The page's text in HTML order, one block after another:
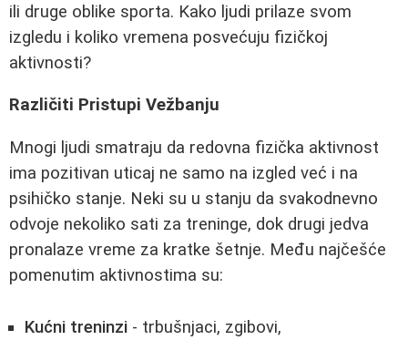
ili druge oblike sporta. Kako ljudi prilaze svom
izgledu i koliko vremena posvećuju fizičkoj
aktivnosti?
Različiti Pristupi Vežbanju
Mnogi ljudi smatraju da redovna fizička aktivnost
ima pozitivan uticaj ne samo na izgled već i na
psihičko stanje. Neki su u stanju da svakodnevno
odvoje nekoliko sati za treninge, dok drugi jedva
pronalaze vreme za kratke šetnje. Među najčešće
pomenutim aktivnostima su:
Kućni treninzi - trbušnjaci, zgibovi,